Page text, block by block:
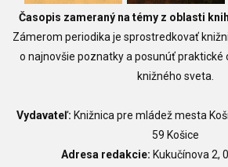
Časopis zameraný na témy z oblasti
Zámerom periodika je sprostredkovať
o najnovšie poznatky a posunúť praktické
knižného sveta.
Vydavateľ: Knižnica pre mládež mesta
59 Košice
Adresa redakcie: Kukučínova 2,